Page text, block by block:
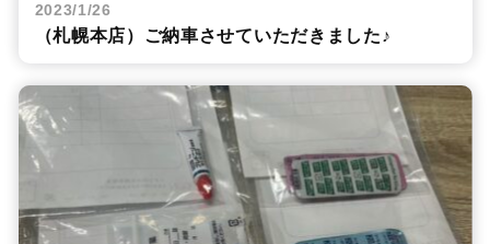
2023/1/26
（札幌本店）ご納車させていただきました♪